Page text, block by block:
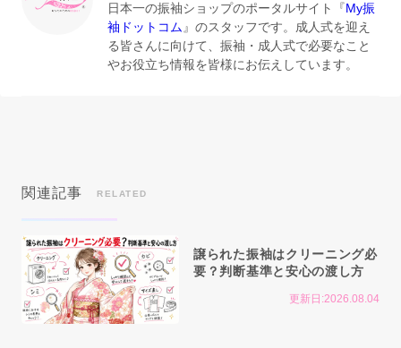
日本一の振袖ショップのポータルサイト『My振
袖ドットコム』のスタッフです。成人式を迎え
る皆さんに向けて、振袖・成人式で必要なこと
やお役立ち情報を皆様にお伝えしています。
関連記事 RELATED
譲られた振袖はクリーニング必
要？判断基準と安心の渡し方
更新日:2026.08.04